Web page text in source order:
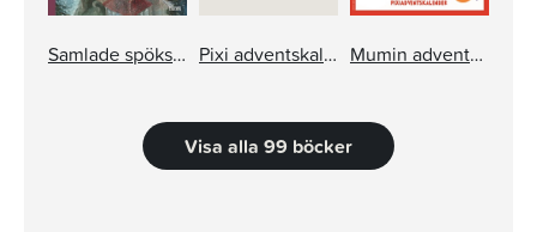
Samlade spöksagor Pixi adventskalender – Jan Lööf Mumin adventskalender pixi
Visa alla 99 böcker